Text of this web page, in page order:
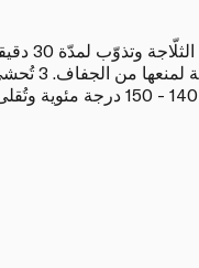
الزيت على حرارة 140 - 150